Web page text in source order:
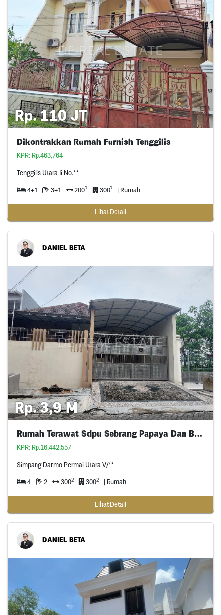
Rp. 110 JT
Dikontrakkan Rumah Furnish Tenggilis
KPR: Rp.463,764
Tenggilis Utara Ii No.**
4+1 3+1 2002 3002 | Rumah
Lihat Detail
DANIEL BETA
Rp. 3,9 M
Rumah Terawat Sdpu Sebrang Papaya Dan Bon Ami
KPR: Rp.16,442,557
Simpang Darmo Permai Utara V/**
4 2 3002 3002 | Rumah
Lihat Detail
DANIEL BETA